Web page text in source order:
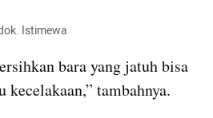
Istimewa
bara yang jatuh bisa
tambahnya.